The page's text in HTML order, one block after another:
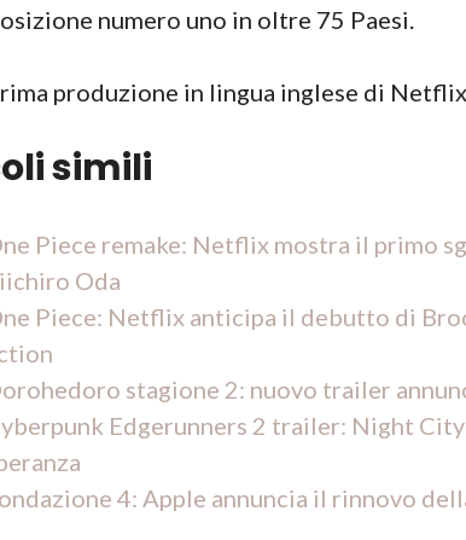
numero uno in oltre 75 Paesi.
produzione in lingua inglese di
simili
Piece remake: Netflix mostra il primo
Oda
Piece: Netflix anticipa il debutto di
stagione 2: nuovo trailer
Edgerunners 2 trailer: Night
4: Apple annuncia il rinnovo